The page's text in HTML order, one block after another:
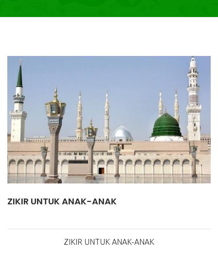
ZIKIR UNTUK ANAK-ANAK
ZIKIR UNTUK ANAK-ANAK